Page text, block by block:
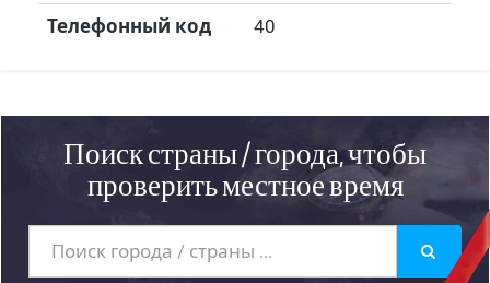
Телефонный код 40
Поиск страны / города, чтобы
проверить местное время